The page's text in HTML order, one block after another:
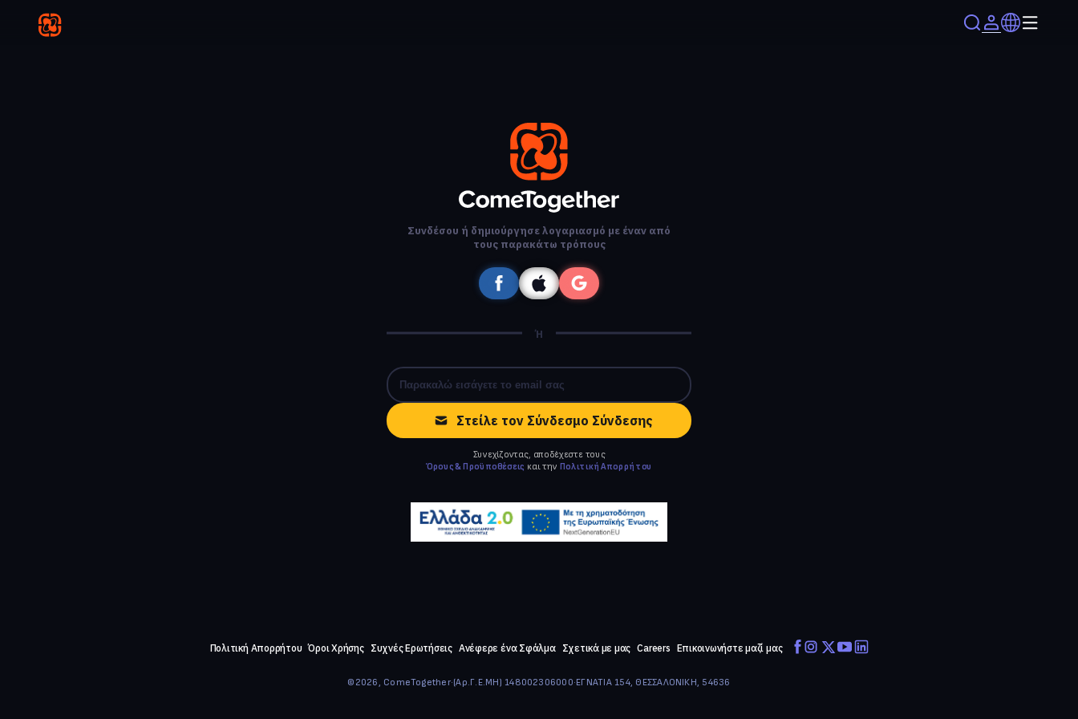
Συνδέσου ή δημιούργησε λογαριασμό με έναν από
τους παρακάτω τρόπους
Ή
Στείλε τον Σύνδεσμο Σύνδεσης
Συνεχίζοντας, αποδέχεστε τους
Όρους & Προϋποθέσεις και την Πολιτική Απορρήτου
Πολιτική Απορρήτου Όροι Χρήσης Συχνές Ερωτήσεις Ανέφερε ένα Σφάλμα Σχετικά με μας Careers Επικοινωνήστε μαζί μας
©2026, ComeTogether·(Αρ.Γ.Ε.ΜΗ) 148002306000·ΕΓΝΑΤΙΑ 154, ΘΕΣΣΑΛΟΝΙΚΗ, 54636